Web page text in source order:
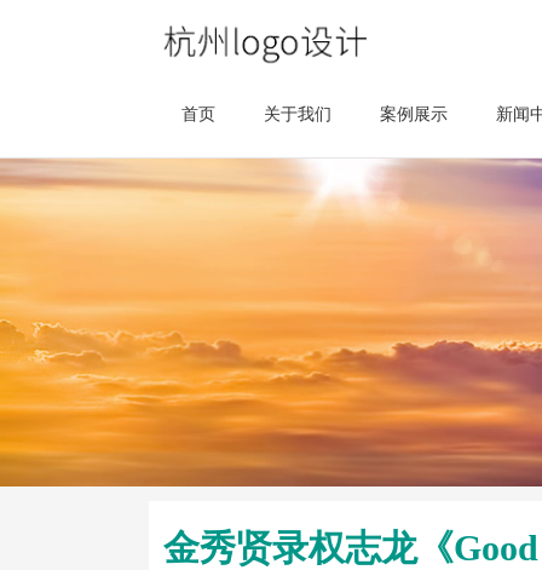
首页 关于我们 案例展示 新闻
金秀贤录权志龙《